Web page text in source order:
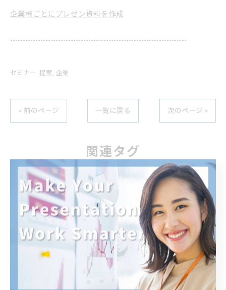
企業様ごとにプレゼン資料を作成
----------------------------------------------------------------------
セミナー 提案 企業
< 前のページ 一覧に戻る 次のページ >
関連タグ
#わかりやすい #コツ #ワード
#プレゼン資料
カテゴリー CATEGORIES
全てのカテゴリー